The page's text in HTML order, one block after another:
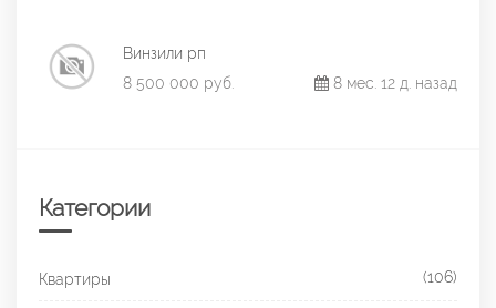
Винзили рп
8 500 000 руб.
8 мес. 12 д. назад
Категории
Квартиры (106)